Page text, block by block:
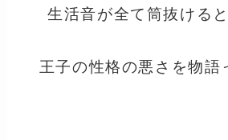
生活音が全て筒抜ける
王子の性格の悪さを物語